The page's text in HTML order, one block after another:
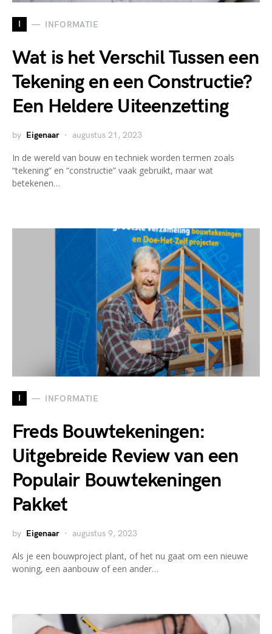
I INFORMATIE
Wat is het Verschil Tussen een
Tekening en een Constructie?
Een Heldere Uiteenzetting
by Eigenaar augustus 21, 2023
In de wereld van bouw en techniek worden termen zoals
“tekening” en “constructie” vaak gebruikt, maar wat
betekenen…
I INFORMATIE
Freds Bouwtekeningen:
Uitgebreide Review van een
Populair Bouwtekeningen
Pakket
by Eigenaar augustus 9, 2023
Als je een bouwproject plant, of het nu gaat om een nieuwe
woning, een aanbouw of een ander…